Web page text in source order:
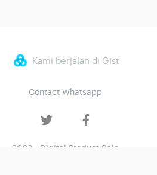
Kami berjalan di Gist
Contact Whatsapp
2023 - Digital Product Sale